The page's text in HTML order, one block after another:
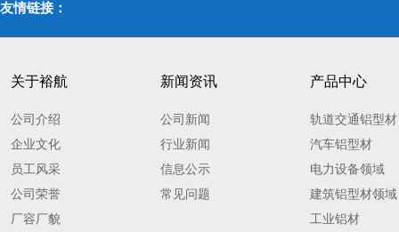
友情链接：
关于裕航
公司介绍
企业文化
员工风采
公司荣誉
厂容厂貌
新闻资讯
公司新闻
行业新闻
信息公示
常见问题
产品中心
轨道交通铝型材
汽车铝型材
电力设备领域
建筑铝型材领域
工业铝材